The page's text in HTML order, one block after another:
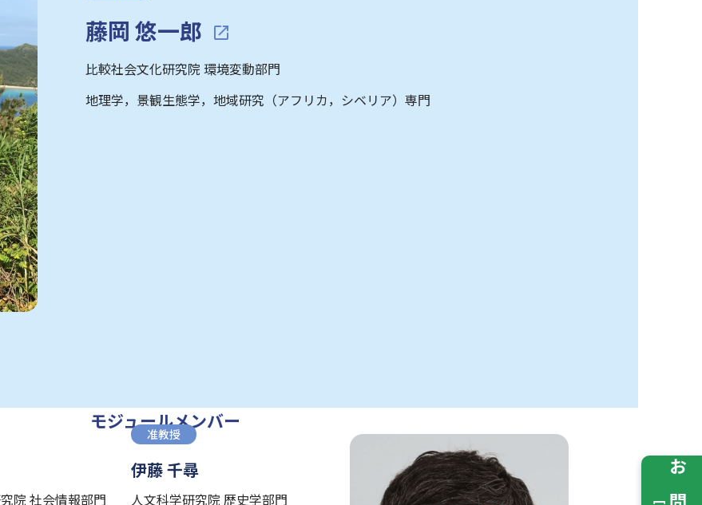
藤岡 悠一郎
比較社会文化研究院 環境変動部門
地理学，景観生態学，地域研究（アフリカ，シベリア）専門
モジュールメンバー
院 社会情報部門
准教授
伊藤 千尋
人文科学研究院 歴史学部門